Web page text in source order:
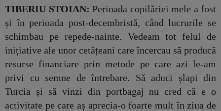
TIBERIU STOIAN: Perioada copilăriei mele a fost
și în perioada post-decembristă, când lucrurile se
schimbau pe repede-nainte. Vedeam tot felul de
inițiative ale unor cetățeani care încercau să producă
resurse financiare prin metode pe care azi le-am
privi cu semne de întrebare. Să aduci șlapi din
Turcia și să vinzi din portbagaj nu cred că e o
activitate pe care aș aprecia-o foarte mult în ziua de